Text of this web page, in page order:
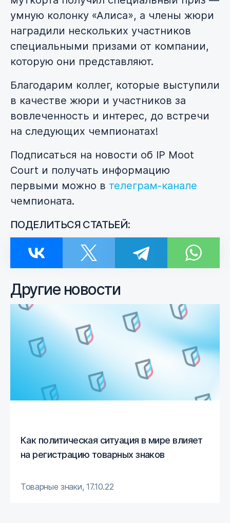
умную колонку «Алиса», а члены жюри
наградили нескольких участников
специальными призами от компании,
которую они представляют.
Благодарим коллег, которые выступили
в качестве жюри и участников за
вовлеченность и интерес, до встречи
на следующих чемпионатах!
Подписаться на новости об IP Moot
Court и получать информацию
первыми можно в телеграм-канале
чемпионата.
ПОДЕЛИТЬСЯ СТАТЬЕЙ:
Другие новости
Как политическая ситуация в мире влияет
на регистрацию товарных знаков
Товарные знаки, 17.10.22